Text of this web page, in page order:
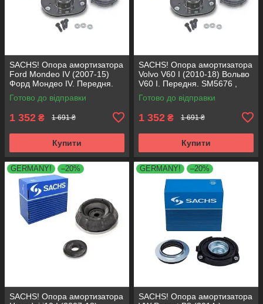
SACHS! Опора амортизатора
Ford Mondeo IV (2007-15)
Форд Мондео IV. Передня.
SM5676 , 803053 , KB652.30
Готово до відправки
1 352 ₴ 1 691 ₴
Купити
SACHS! Опора амортизатора
Volvo V60 I (2010-18) Вольво
V60 I. Передня. SM5676 ,
803053 , KB652.30
Готово до відправки
1 352 ₴ 1 691 ₴
Купити
GERMANY! –20%
SACHS! Опора амортизатора
GERMANY! –20%
SACHS! Опора амортизатора